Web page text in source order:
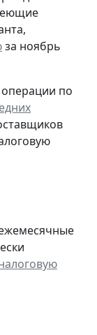
за ноябрь
по